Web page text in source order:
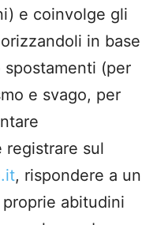
e coinvolge gli
in base
(per
e svago, per
registrare sul
, rispondere a un
abitudini